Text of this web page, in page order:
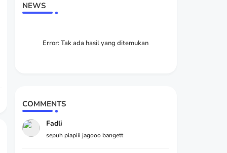
NEWS
Error:Tak ada hasil yang ditemukan
COMMENTS
Fadli
sepuh piapiii jagooo bangett